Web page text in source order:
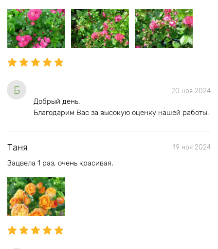
Б 20 ноя 2024
Добрый день.
Благодарим Вас за высокую оценку нашей работы.
Таня 19 ноя 2024
Зацвела 1 раз, очень красивая,